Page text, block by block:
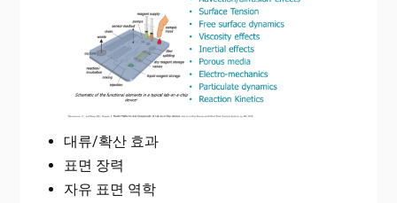
대류/확산 효과
표면 장력
자유 표면 역학